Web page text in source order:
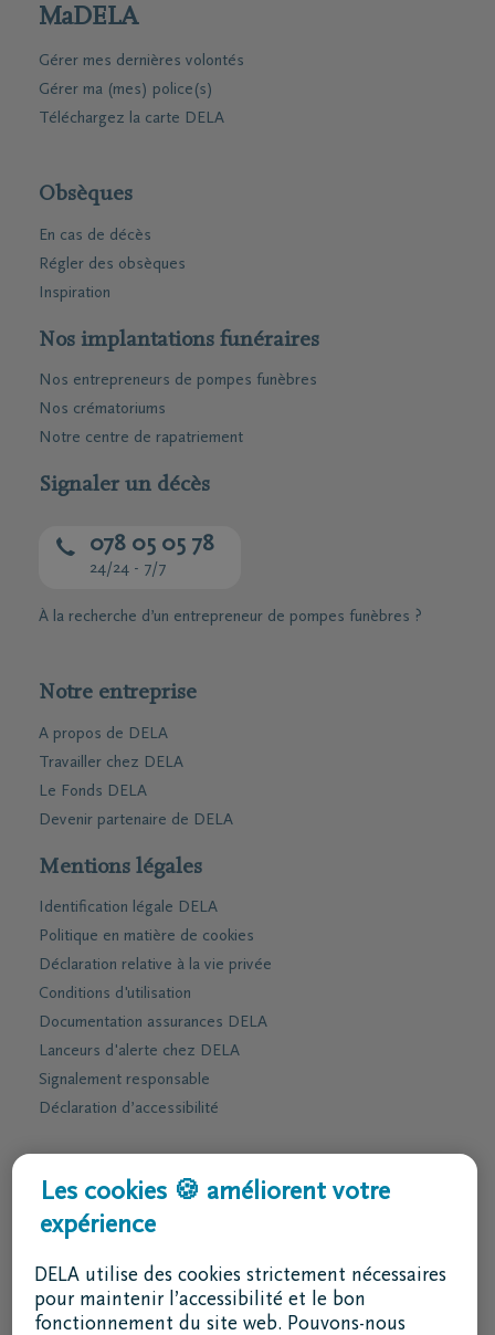
MaDELA
Gérer mes dernières volontés
Gérer ma (mes) police(s)
Téléchargez la carte DELA
Obsèques
En cas de décès
Régler des obsèques
Inspiration
Nos implantations funéraires
Nos entrepreneurs de pompes funèbres
Nos crématoriums
Notre centre de rapatriement
Signaler un décès
078 05 05 78
24/24 - 7/7
À la recherche d’un entrepreneur de pompes funèbres ?
Notre entreprise
A propos de DELA
Travailler chez DELA
Le Fonds DELA
Devenir partenaire de DELA
Mentions légales
Identification légale DELA
Politique en matière de cookies
Déclaration relative à la vie privée
Conditions d'utilisation
Documentation assurances DELA
Lanceurs d'alerte chez DELA
Signalement responsable
Déclaration d’accessibilité
Services & contact
J'ai une question
Je souhaite une brochure par la poste
Les cookies 🍪 améliorent votre
expérience
DELA utilise des cookies strictement nécessaires
pour maintenir l’accessibilité et le bon
fonctionnement du site web. Pouvons-nous